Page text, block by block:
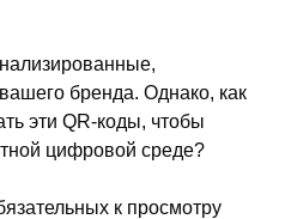
бренда. Однако, как
эти QR-коды, чтобы
цифровой среде?
к просмотру